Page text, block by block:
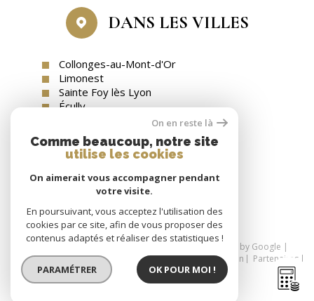
DANS LES VILLES
Collonges-au-Mont-d'Or
Limonest
Sainte Foy lès Lyon
Écully
Tassin-la-Demi-Lune
SE CONNECTER
espace propriétaire
© 2026 | Tous droits réservés | Traduction powered by Google |
Nos honoraires
Plan du site Mentions légales Admin
Partenaires
Politique RGPD
Cookies
On en reste là
Comme beaucoup, notre site
utilise les cookies
On aimerait vous accompagner pendant
votre visite.
En poursuivant, vous acceptez l'utilisation des
cookies par ce site, afin de vous proposer des
contenus adaptés et réaliser des statistiques !
PARAMÉTRER OK POUR MOI !